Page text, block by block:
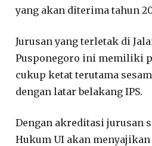
yang akan diterima tahun
Jurusan yang terletak di
Pusponegoro ini memiliki
cukup ketat terutama
dengan latar belakang IPS.
Dengan akreditasi jurusan
Hukum UI akan